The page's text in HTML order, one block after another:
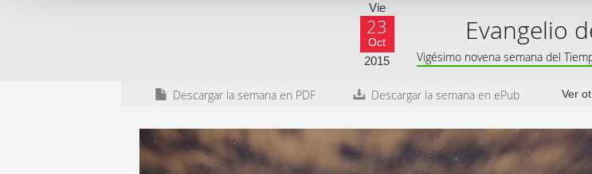
Vie
23
Oct
2015
Evangelio
Vigésimo novena semana del
Descargar la semana en PDF Descargar la semana en ePub Ver